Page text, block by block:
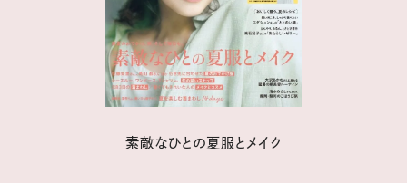
素敵なひとの夏服とメイク